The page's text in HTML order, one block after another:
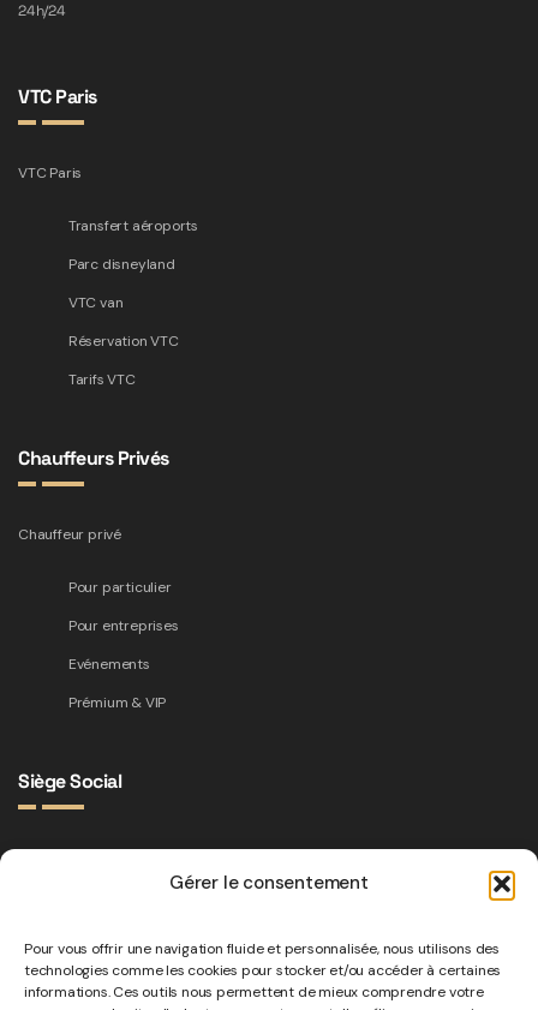
Gérer le consentement
Pour vous offrir une navigation fluide et personnalisée, nous utilisons des
technologies comme les cookies pour stocker et/ou accéder à certaines
informations. Ces outils nous permettent de mieux comprendre votre
24h/24
VTC Paris
VTC Paris
Transfert aéroports
Parc disneyland
VTC van
Réservation VTC
Tarifs VTC
Chauffeurs Privés
Chauffeur privé
Pour particulier
Pour entreprises
Evénements
Prémium & VIP
Siège Social
Adresse :
32 Rue Gilbert Cesbron, 75017 Paris, France
06 61 52 44 34